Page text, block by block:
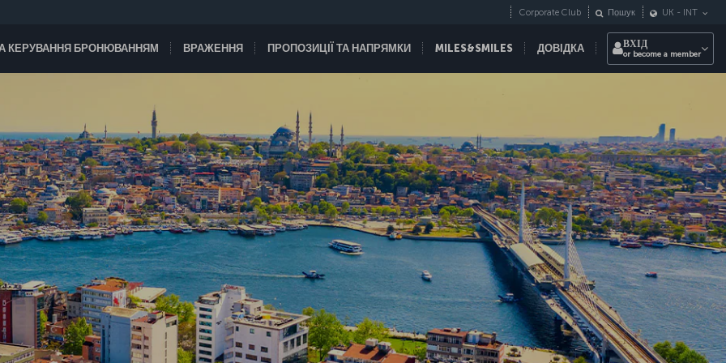
КЕРУВАННЯ БРОНЮВАННЯМ ВРАЖЕННЯ ПРОПОЗИЦІЇ ТА НАПРЯМКИ MILES&SMILES ДОВІДКА
Corporate Club Пошук UK - INT
ВХІД
or become a member